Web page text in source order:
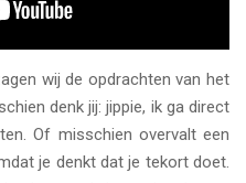
wij de opdrachten van het
denk jij: jippie, ik ga direct
Of misschien overvalt een
je denkt dat je tekort doet.